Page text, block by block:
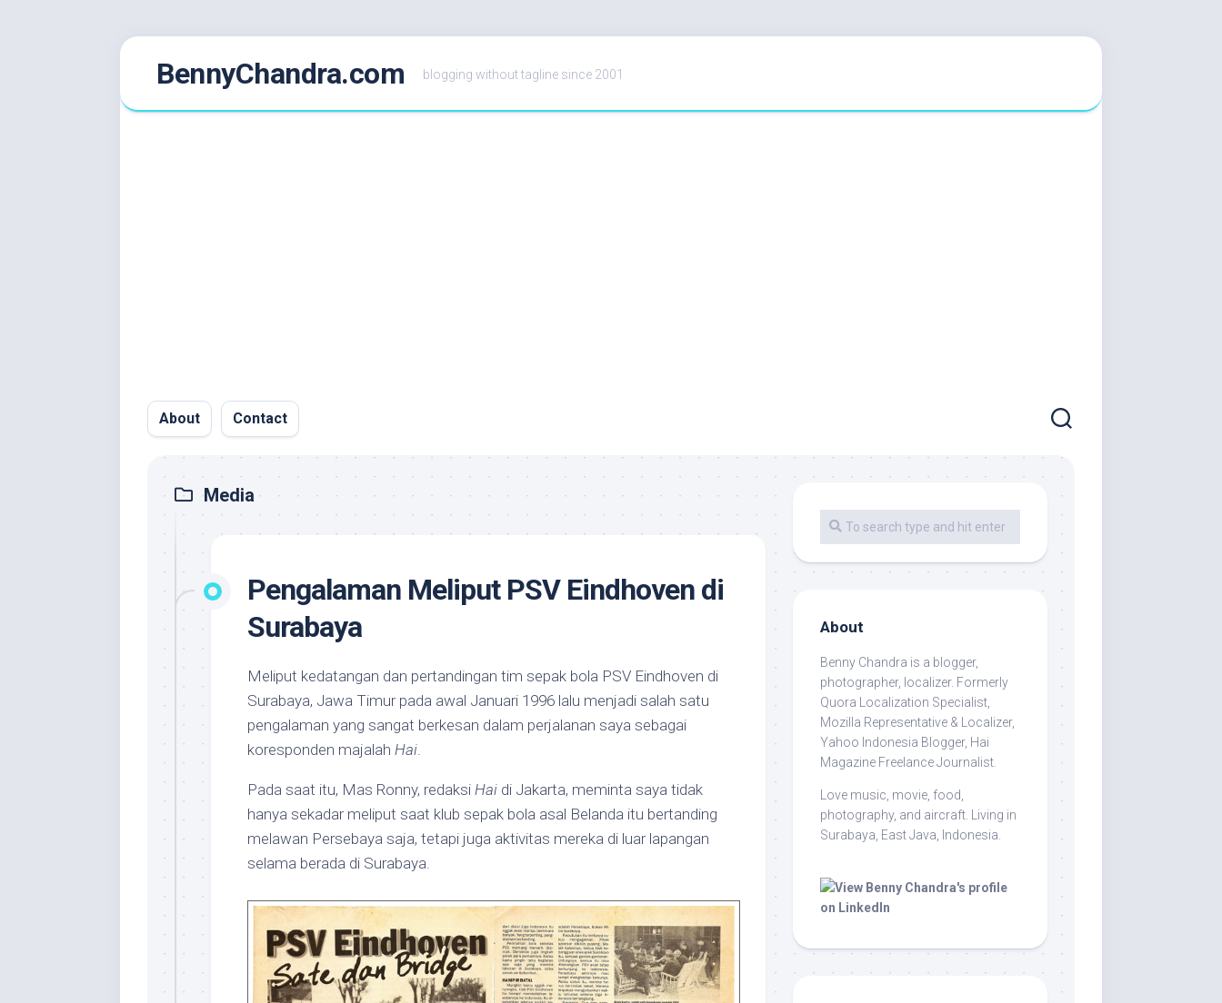
BennyChandra.com blogging without tagline since 2001
About Contact
Media
Pengalaman Meliput PSV Eindhoven di
Surabaya
Meliput kedatangan dan pertandingan tim sepak bola PSV Eindhoven di
Surabaya, Jawa Timur pada awal Januari 1996 lalu menjadi salah satu
pengalaman yang sangat berkesan dalam perjalanan saya sebagai
koresponden majalah Hai.
Pada saat itu, Mas Ronny, redaksi Hai di Jakarta, meminta saya tidak
hanya sekadar meliput saat klub sepak bola asal Belanda itu bertanding
melawan Persebaya saja, tetapi juga aktivitas mereka di luar lapangan
selama berada di Surabaya.
About
Benny Chandra is a blogger,
photographer, localizer. Formerly
Quora Localization Specialist,
Mozilla Representative & Localizer,
Yahoo Indonesia Blogger, Hai
Magazine Freelance Journalist.
Love music, movie, food,
photography, and aircraft. Living in
Surabaya, East Java, Indonesia.